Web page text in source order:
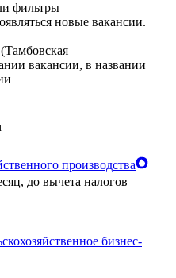
фильтры
новые вакансии.
вакансии, в названии
производства
до вычета налогов
бизнес-